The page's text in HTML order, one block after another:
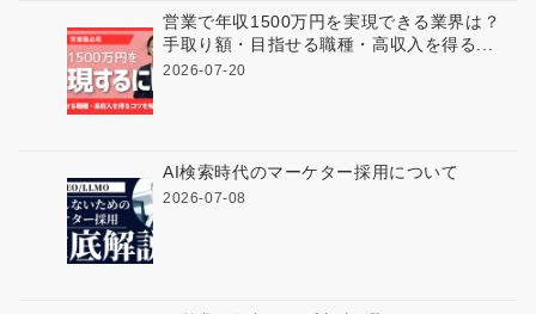
営業で年収1500万円を実現できる業界は？
手取り額・目指せる職種・高収入を得る...
2026-07-20
AI検索時代のマーケター採用について
2026-07-08